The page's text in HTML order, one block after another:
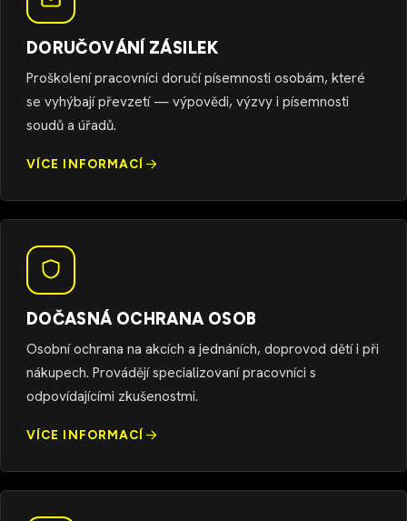
DORUČOVÁNÍ ZÁSILEK
Proškolení pracovníci doručí písemnosti osobám, které
se vyhýbají převzetí — výpovědi, výzvy i písemnosti
soudů a úřadů.
VÍCE INFORMACÍ
DOČASNÁ OCHRANA OSOB
Osobní ochrana na akcích a jednáních, doprovod dětí i při
nákupech. Provádějí specializovaní pracovníci s
odpovídajícími zkušenostmi.
VÍCE INFORMACÍ